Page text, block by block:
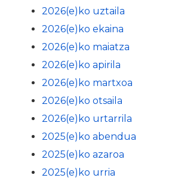
2026(e)ko uztaila
2026(e)ko ekaina
2026(e)ko maiatza
2026(e)ko apirila
2026(e)ko martxoa
2026(e)ko otsaila
2026(e)ko urtarrila
2025(e)ko abendua
2025(e)ko azaroa
2025(e)ko urria